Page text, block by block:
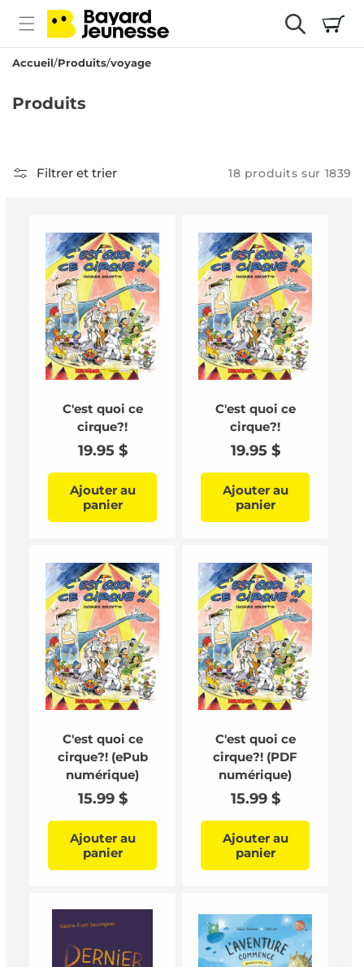
passer
au
contenu
Panier
Accueil Produits voyage
C
l
Produits
Filtrer et trier 18 produits sur 1839
C'est quoi ce
cirque?!
Prix
habituel
19.95 $
Ajouter au
panier
C'est quoi ce
cirque?!
Prix
habituel
19.95 $
Ajouter au
panier
C'est quoi ce
cirque?! (ePub
numérique)
Prix
habituel
15.99 $
Ajouter au
panier
C'est quoi ce
cirque?! (PDF
numérique)
Prix
habituel
15.99 $
Ajouter au
panier